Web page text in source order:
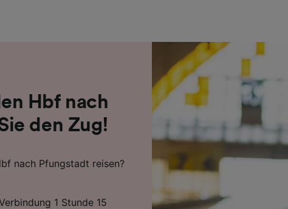
Hbf nach
den Zug!
nach Pfungstadt reisen?
1 Stunde 15